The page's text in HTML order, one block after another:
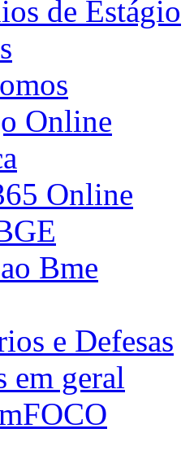
de Estágio
Online
Online
Bme
e Defesas
em geral